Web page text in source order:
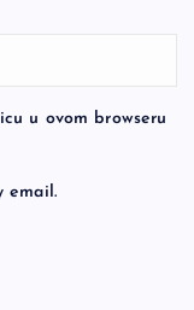
u ovom browseru
email.